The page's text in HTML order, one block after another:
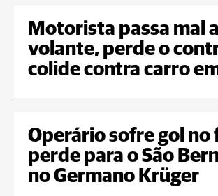
Motorista passa mal
volante, perde o
colide contra carro
Operário sofre gol no
perde para o São
no Germano Krüger